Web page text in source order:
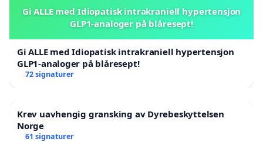
Gi ALLE med Idiopatisk intrakraniell hypertensjon
GLP1-analoger på blåresept!
Gi ALLE med Idiopatisk intrakraniell hypertensjon
GLP1-analoger på blåresept!
72 signaturer
Krev uavhengig gransking av Dyrebeskyttelsen
Norge
61 signaturer